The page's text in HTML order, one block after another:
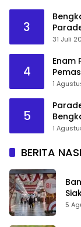
3
31 Juli
4
Enam
1
5
1
BERITA
5